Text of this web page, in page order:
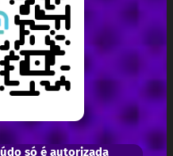
só é autorizada